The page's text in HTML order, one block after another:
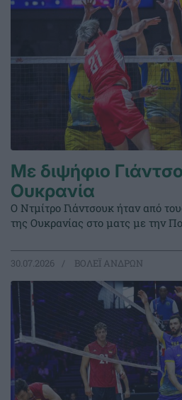
Με διψήφιο
Ουκρανία
Ο Ντμίτρο Γιάντσουκ ήταν από
της Ουκρανίας στο ματς με την
30.07.2026 ΒΟΛΕΪ ΑΝΔΡΩΝ